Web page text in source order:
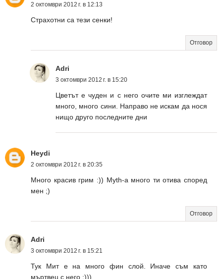
2 октомври 2012 г. в 12:13
Страхотни са тези сенки!
Отговор
Adri
3 октомври 2012 г. в 15:20
Цветът е чуден и с него очите ми изглеждат
много, много сини. Направо не искам да нося
нищо друго последните дни
Heydi
2 октомври 2012 г. в 20:35
Много красив грим :)) Myth-a много ти отива според
мен ;)
Отговор
Adri
3 октомври 2012 г. в 15:21
Тук Мит е на много фин слой. Иначе съм като
мъртвец с него :)))